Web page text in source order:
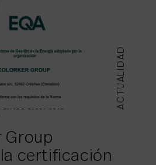
ACTUALIDAD
Group
certificación